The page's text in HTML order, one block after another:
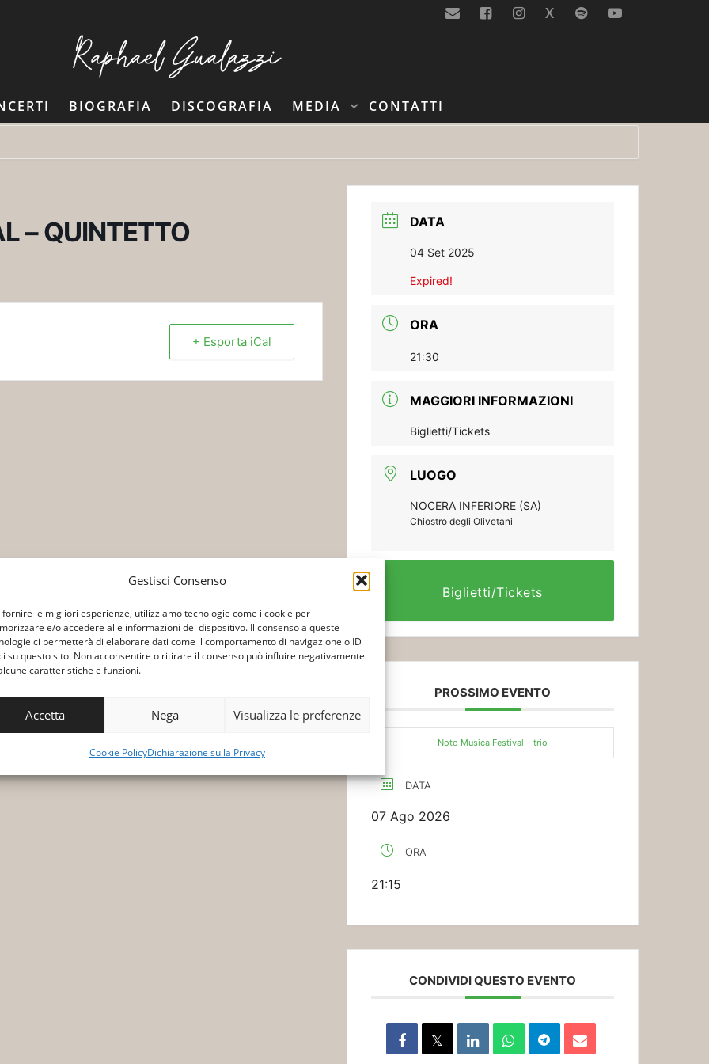
Gestisci Consenso
fornire le migliori esperienze, utilizziamo tecnologie come i cookie per
e/o accedere alle informazioni del dispositivo. Il consenso a queste
ci permetterà di elaborare dati come il comportamento di navigazione o ID
su questo sito. Non acconsentire o ritirare il consenso può influire negativamente
caratteristiche e funzioni.
Accetta Nega Visualizza le preferenze
Cookie PolicyDichiarazione sulla Privacy
X
BIOGRAFIA DISCOGRAFIA MEDIA CONTATTI
– QUINTETTO
+ Esporta iCal
DATA
04 Set 2025
Expired!
ORA
21:30
MAGGIORI INFORMAZIONI
Biglietti/Tickets
LUOGO
NOCERA INFERIORE (SA)
Chiostro degli Olivetani
Biglietti/Tickets
PROSSIMO EVENTO
Noto Musica Festival – trio
DATA
07 Ago 2026
ORA
21:15
CONDIVIDI QUESTO EVENTO